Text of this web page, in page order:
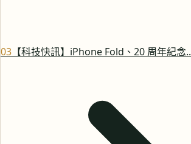
03 【科技快訊】iPhone Fold、20 周年紀念..